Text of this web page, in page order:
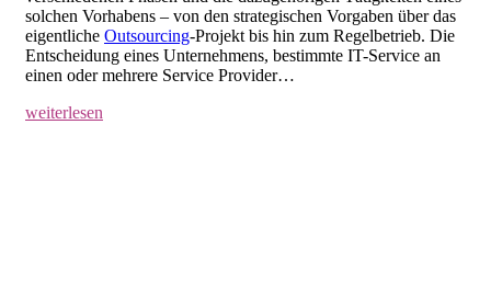
solchen Vorhabens – von den strategischen Vorgaben über das
eigentliche Outsourcing-Projekt bis hin zum Regelbetrieb. Die
Entscheidung eines Unternehmens, bestimmte IT-Service an
einen oder mehrere Service Provider…
weiterlesen